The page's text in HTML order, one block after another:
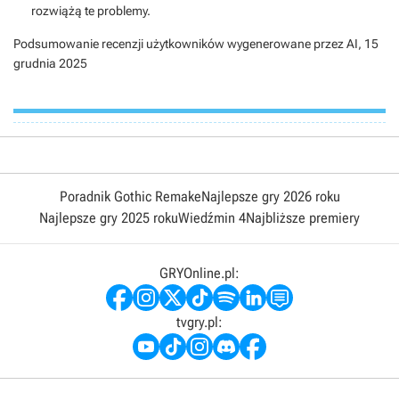
rozwiążą te problemy.
Podsumowanie recenzji użytkowników wygenerowane przez AI, 15
grudnia 2025
Poradnik Gothic RemakeNajlepsze gry 2026 roku
Najlepsze gry 2025 rokuWiedźmin 4Najbliższe premiery
GRYOnline.pl:
tvgry.pl: